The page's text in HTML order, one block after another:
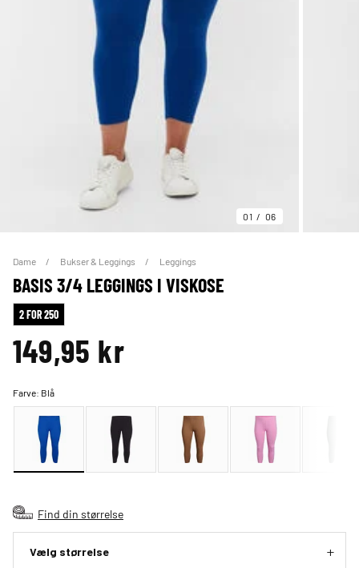
01 06
Dame Bukser & Leggings Leggings
BASIS 3/4 LEGGINGS I VISKOSE
2 FOR 250
149,95 kr
Farve: Blå
Find din størrelse
Vælg størrelse